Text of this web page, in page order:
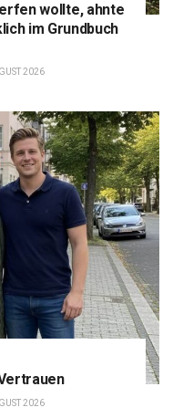
wollte, ahnte
im Grundbuch
2026
2026